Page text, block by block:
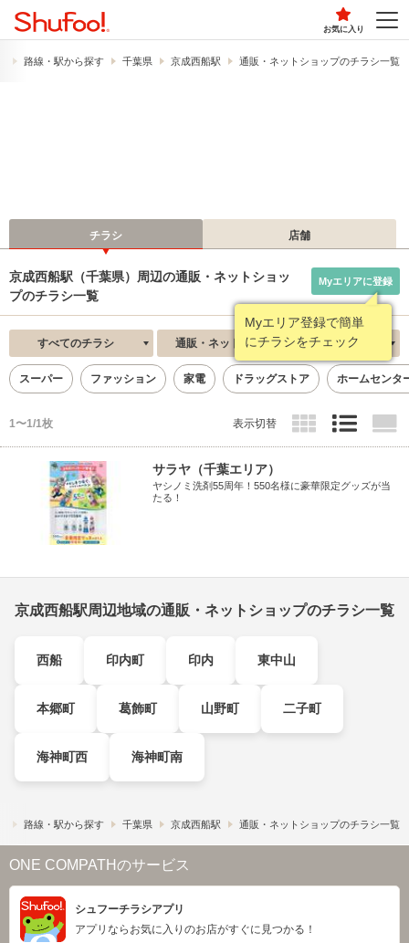
お気に入り
路線・駅から探す 千葉県 京成西船駅 通販・ネットショップのチラシ一覧
チラシ 店舗
京成西船駅（千葉県）周辺の通販・ネットショッ
プのチラシ一覧
Myエリア登録で簡単
にチラシをチェック
Myエリアに登録
すべてのチラシ 通販・ネットショップ 新着順
スーパー ファッション 家電 ドラッグストア ホームセンタ
1〜1/1枚 表示切替
サラヤ（千葉エリア）
ヤシノミ洗剤55周年！550名様に豪華限定グッズが当
たる！
京成西船駅周辺地域の通販・ネットショップのチラシ一覧
西船 印内町 印内 東中山
本郷町 葛飾町 山野町 二子町
海神町西 海神町南
路線・駅から探す 千葉県 京成西船駅 通販・ネットショップのチラシ一覧
ONE COMPATHのサービス
シュフーチラシアプリ
アプリならお気に入りのお店がすぐに見つかる！